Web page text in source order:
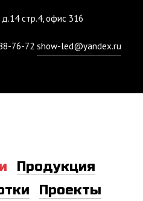
стр.4, офис 316
76-72 show-led@yandex.ru
Продукция
Проекты